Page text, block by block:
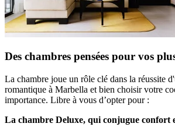
Des chambres pensées pour vos
La chambre joue un rôle clé dans la réussite
romantique à Marbella et bien choisir votre
importance. Libre à vous d’opter pour :
La chambre Deluxe, qui conjugue confort